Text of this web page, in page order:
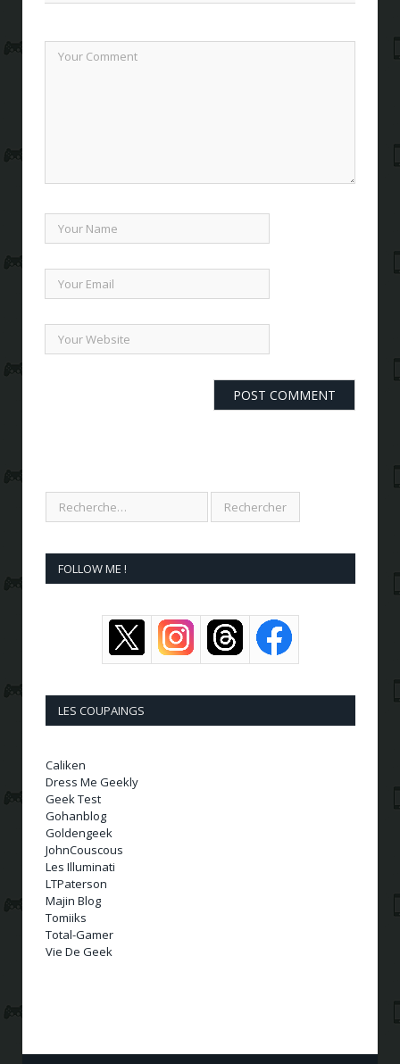
FOLLOW ME !
LES COUPAINGS
Caliken
Dress Me Geekly
Geek Test
Gohanblog
Goldengeek
JohnCouscous
Les Illuminati
LTPaterson
Majin Blog
Tomiiks
Total-Gamer
Vie De Geek